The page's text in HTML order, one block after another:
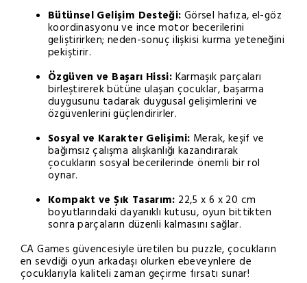
Bütünsel Gelişim Desteği: Görsel hafıza, el-göz
koordinasyonu ve ince motor becerilerini
geliştirirken; neden-sonuç ilişkisi kurma yeteneğini
pekiştirir.
Özgüven ve Başarı Hissi: Karmaşık parçaları
birleştirerek bütüne ulaşan çocuklar, başarma
duygusunu tadarak duygusal gelişimlerini ve
özgüvenlerini güçlendirirler.
Sosyal ve Karakter Gelişimi: Merak, keşif ve
bağımsız çalışma alışkanlığı kazandırarak
çocukların sosyal becerilerinde önemli bir rol
oynar.
Kompakt ve Şık Tasarım: 22,5 x 6 x 20 cm
boyutlarındaki dayanıklı kutusu, oyun bittikten
sonra parçaların düzenli kalmasını sağlar.
CA Games güvencesiyle üretilen bu puzzle, çocukların
en sevdiği oyun arkadaşı olurken ebeveynlere de
çocuklarıyla kaliteli zaman geçirme fırsatı sunar!